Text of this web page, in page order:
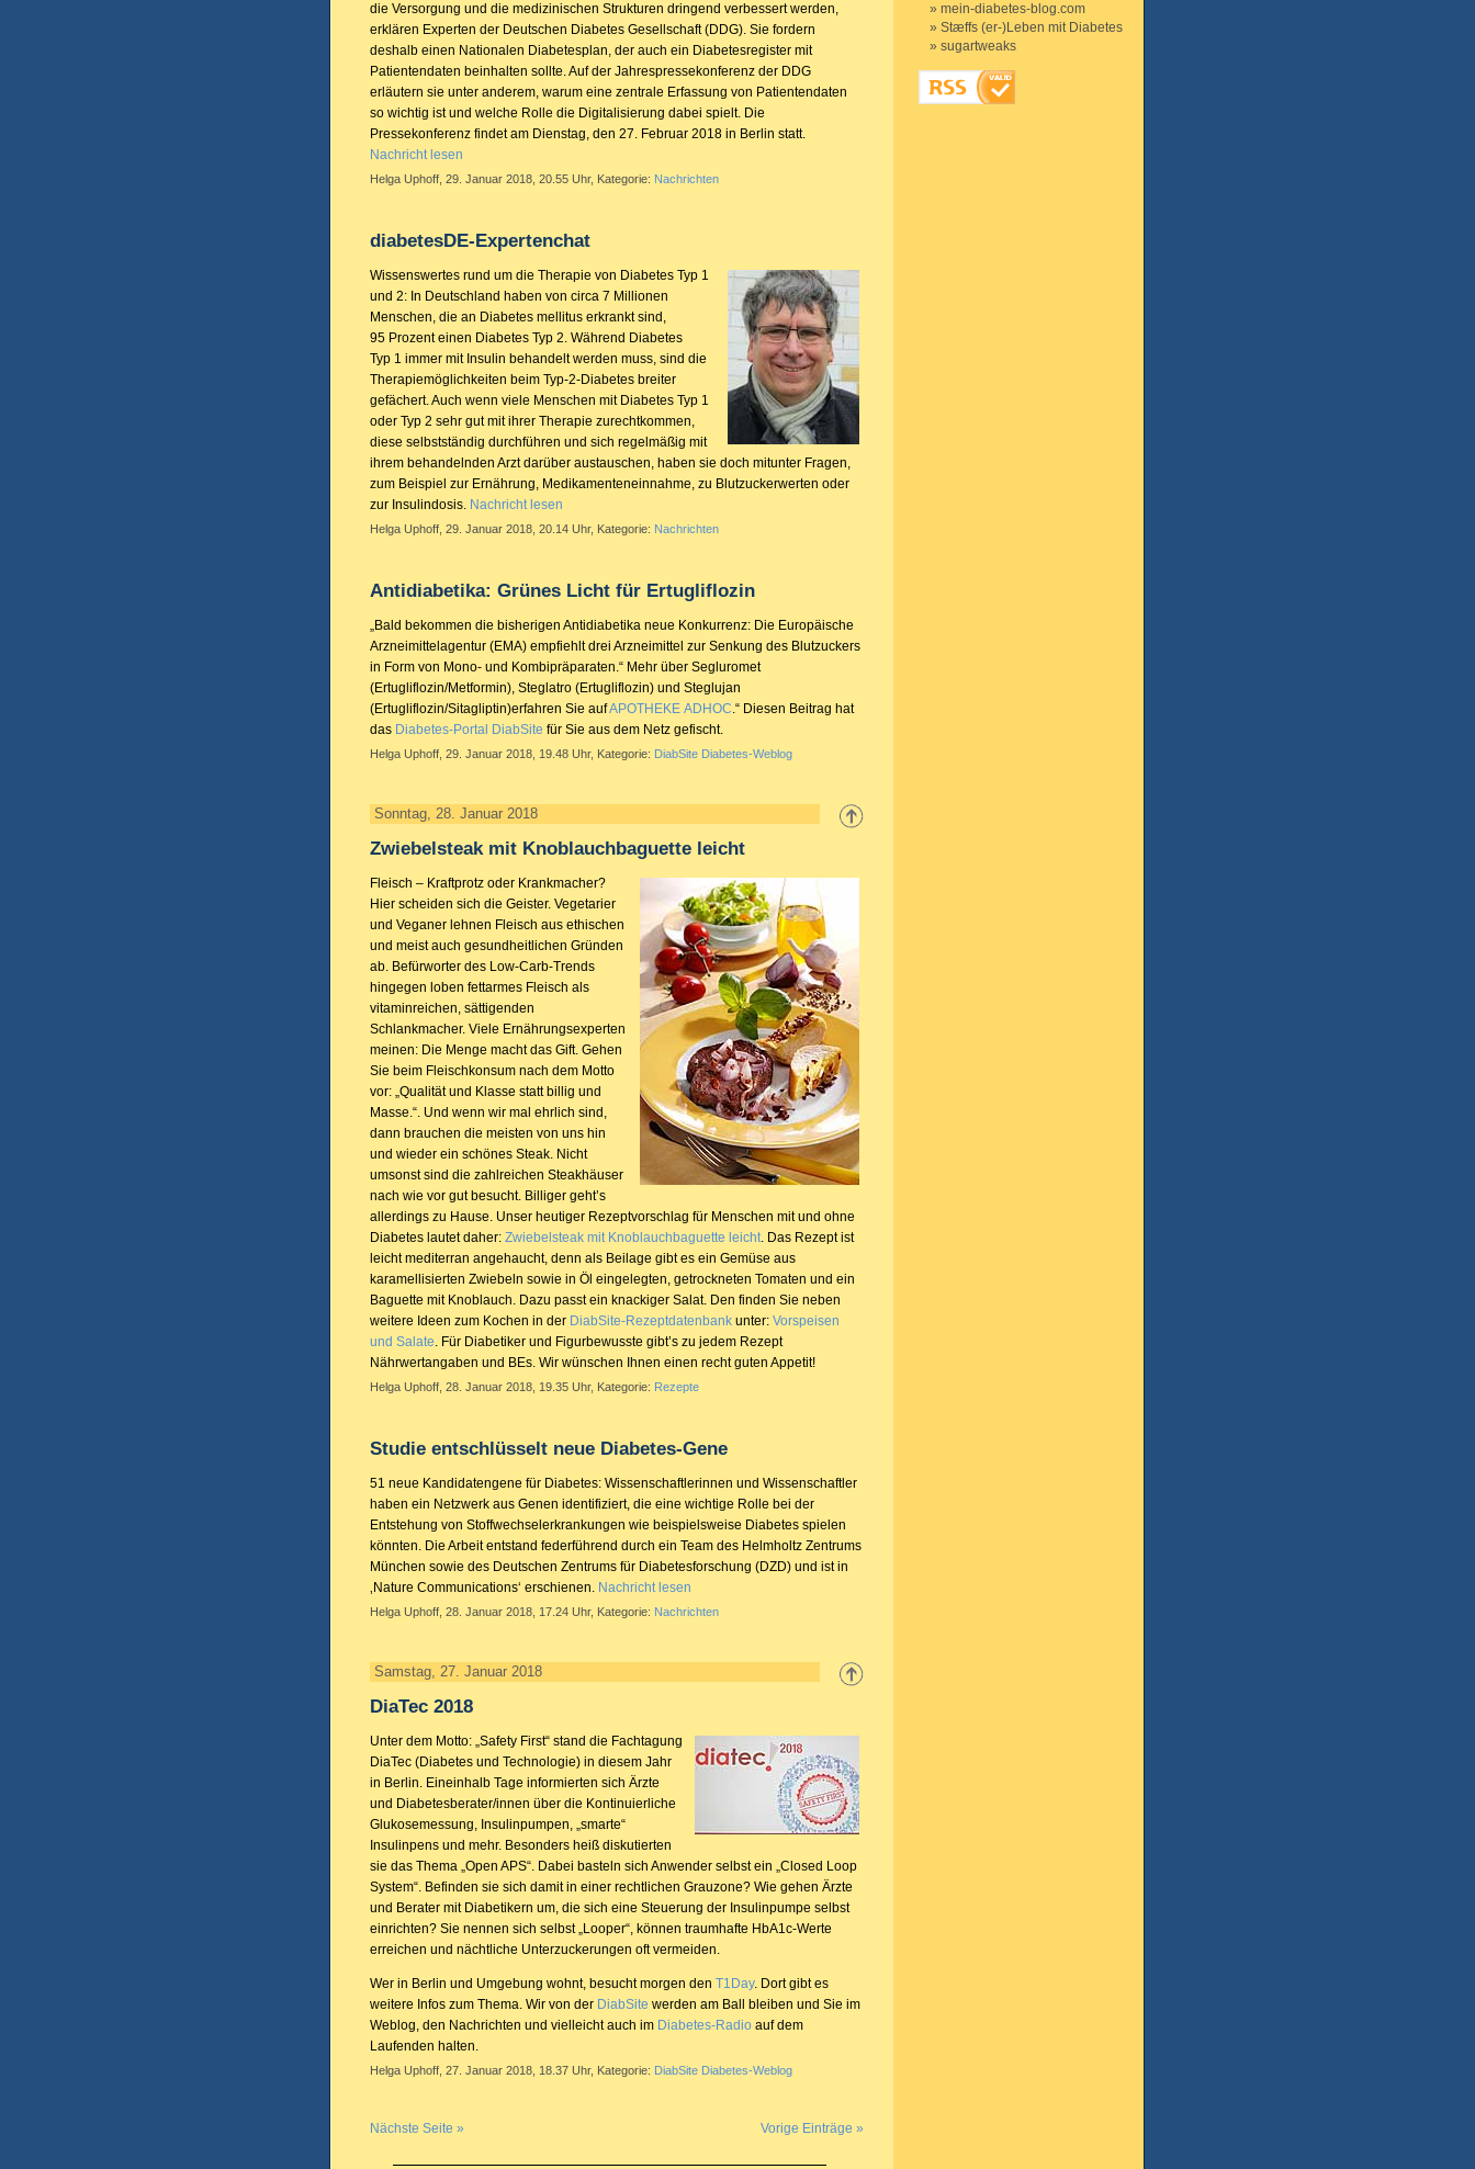
die Versorgung und die medizinischen Strukturen dringend verbessert werden,
erklären Experten der Deutschen Diabetes Gesellschaft (DDG). Sie fordern
deshalb einen Nationalen Diabetesplan, der auch ein Diabetesregister mit
Patientendaten beinhalten sollte. Auf der Jahrespressekonferenz der DDG
erläutern sie unter anderem, warum eine zentrale Erfassung von Patientendaten
so wichtig ist und welche Rolle die Digitalisierung dabei spielt. Die
Pressekonferenz findet am Dienstag, den 27. Februar 2018 in Berlin statt.
Nachricht lesen
Helga Uphoff, 29. Januar 2018, 20.55 Uhr, Kategorie: Nachrichten
diabetesDE-Expertenchat
Wissenswertes rund um die Therapie von Diabetes Typ 1
und 2: In Deutschland haben von circa 7 Millionen
Menschen, die an Diabetes mellitus erkrankt sind,
95 Prozent einen Diabetes Typ 2. Während Diabetes
Typ 1 immer mit Insulin behandelt werden muss, sind die
Therapiemöglichkeiten beim Typ-2-Diabetes breiter
gefächert. Auch wenn viele Menschen mit Diabetes Typ 1
oder Typ 2 sehr gut mit ihrer Therapie zurechtkommen,
diese selbstständig durchführen und sich regelmäßig mit
ihrem behandelnden Arzt darüber austauschen, haben sie doch mitunter Fragen,
zum Beispiel zur Ernährung, Medikamenteneinnahme, zu Blutzuckerwerten oder
zur Insulindosis. Nachricht lesen
Helga Uphoff, 29. Januar 2018, 20.14 Uhr, Kategorie: Nachrichten
Antidiabetika: Grünes Licht für Ertugliflozin
„Bald bekommen die bisherigen Antidiabetika neue Konkurrenz: Die Europäische
Arzneimittelagentur (EMA) empfiehlt drei Arzneimittel zur Senkung des Blutzuckers
in Form von Mono- und Kombipräparaten.“ Mehr über Segluromet
(Ertugliflozin/Metformin), Steglatro (Ertugliflozin) und Steglujan
(Ertugliflozin/Sitagliptin)erfahren Sie aufAPOTHEKE ADHOC.“ Diesen Beitrag hat
das Diabetes-Portal DiabSite für Sie aus dem Netz gefischt.
Helga Uphoff, 29. Januar 2018, 19.48 Uhr, Kategorie: DiabSite Diabetes-Weblog
Sonntag, 28. Januar 2018
Zwiebelsteak mit Knoblauchbaguette leicht
Fleisch – Kraftprotz oder Krankmacher?
Hier scheiden sich die Geister. Vegetarier
und Veganer lehnen Fleisch aus ethischen
und meist auch gesundheitlichen Gründen
ab. Befürworter des Low-Carb-Trends
hingegen loben fettarmes Fleisch als
vitaminreichen, sättigenden
Schlankmacher. Viele Ernährungsexperten
meinen: Die Menge macht das Gift. Gehen
Sie beim Fleischkonsum nach dem Motto
vor: „Qualität und Klasse statt billig und
Masse.“. Und wenn wir mal ehrlich sind,
dann brauchen die meisten von uns hin
und wieder ein schönes Steak. Nicht
umsonst sind die zahlreichen Steakhäuser
nach wie vor gut besucht. Billiger geht’s
allerdings zu Hause. Unser heutiger Rezeptvorschlag für Menschen mit und ohne
Diabetes lautet daher: Zwiebelsteak mit Knoblauchbaguette leicht. Das Rezept ist
leicht mediterran angehaucht, denn als Beilage gibt es ein Gemüse aus
karamellisierten Zwiebeln sowie in Öl eingelegten, getrockneten Tomaten und ein
Baguette mit Knoblauch. Dazu passt ein knackiger Salat. Den finden Sie neben
weitere Ideen zum Kochen in der DiabSite-Rezeptdatenbank unter: Vorspeisen
und Salate. Für Diabetiker und Figurbewusste gibt’s zu jedem Rezept
Nährwertangaben und BEs. Wir wünschen Ihnen einen recht guten Appetit!
Helga Uphoff, 28. Januar 2018, 19.35 Uhr, Kategorie: Rezepte
Studie entschlüsselt neue Diabetes-Gene
51 neue Kandidatengene für Diabetes: Wissenschaftlerinnen und Wissenschaftler
haben ein Netzwerk aus Genen identifiziert, die eine wichtige Rolle bei der
Entstehung von Stoffwechselerkrankungen wie beispielsweise Diabetes spielen
könnten. Die Arbeit entstand federführend durch ein Team des Helmholtz Zentrums
München sowie des Deutschen Zentrums für Diabetesforschung (DZD) und ist in
‚Nature Communications‘ erschienen. Nachricht lesen
Helga Uphoff, 28. Januar 2018, 17.24 Uhr, Kategorie: Nachrichten
Samstag, 27. Januar 2018
DiaTec 2018
Unter dem Motto: „Safety First“ stand die Fachtagung
DiaTec (Diabetes und Technologie) in diesem Jahr
in Berlin. Eineinhalb Tage informierten sich Ärzte
und Diabetesberater/innen über die Kontinuierliche
Glukosemessung, Insulinpumpen, „smarte“
Insulinpens und mehr. Besonders heiß diskutierten
sie das Thema „Open APS“. Dabei basteln sich Anwender selbst ein „Closed Loop
System“. Befinden sie sich damit in einer rechtlichen Grauzone? Wie gehen Ärzte
und Berater mit Diabetikern um, die sich eine Steuerung der Insulinpumpe selbst
einrichten? Sie nennen sich selbst „Looper“, können traumhafte HbA1c-Werte
erreichen und nächtliche Unterzuckerungen oft vermeiden.
Wer in Berlin und Umgebung wohnt, besucht morgen den T1Day. Dort gibt es
weitere Infos zum Thema. Wir von der DiabSite werden am Ball bleiben und Sie im
Weblog, den Nachrichten und vielleicht auch im Diabetes-Radio auf dem
Laufenden halten.
Helga Uphoff, 27. Januar 2018, 18.37 Uhr, Kategorie: DiabSite Diabetes-Weblog
Nächste Seite » Vorige Einträge »
mein-diabetes-blog.com
Stæffs (er-)Leben mit Diabetes
sugartweaks